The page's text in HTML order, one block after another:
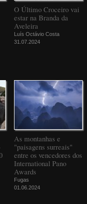
O Último Croceiro vai
estar na Branda da
Aveleira
Luís Octávio Costa
31.07.2024
As montanhas e
"paisagens surreais"
entre os vencedores dos
International Pano
Awards
Fugas
01.06.2024